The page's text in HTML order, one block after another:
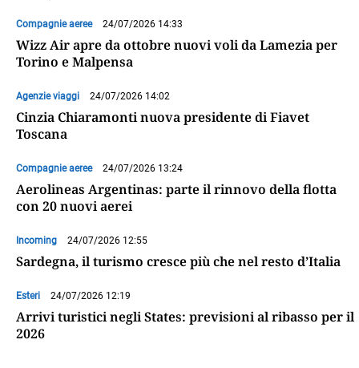
Compagnie aeree 24/07/2026 14:33
Wizz Air apre da ottobre nuovi voli da Lamezia per
Torino e Malpensa
Agenzie viaggi 24/07/2026 14:02
Cinzia Chiaramonti nuova presidente di Fiavet
Toscana
Compagnie aeree 24/07/2026 13:24
Aerolineas Argentinas: parte il rinnovo della flotta
con 20 nuovi aerei
Incoming 24/07/2026 12:55
Sardegna, il turismo cresce più che nel resto d’Italia
Esteri 24/07/2026 12:19
Arrivi turistici negli States: previsioni al ribasso per il
2026